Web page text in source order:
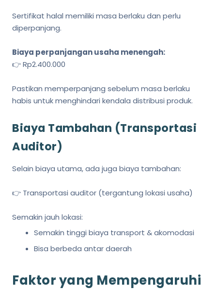
Sertifikat halal memiliki masa berlaku dan perlu
diperpanjang.
Biaya perpanjangan usaha menengah:
👉 Rp2.400.000
Pastikan memperpanjang sebelum masa berlaku
habis untuk menghindari kendala distribusi produk.
Biaya Tambahan (Transportasi
Auditor)
Selain biaya utama, ada juga biaya tambahan:
👉 Transportasi auditor (tergantung lokasi usaha)
Semakin jauh lokasi:
Semakin tinggi biaya transport & akomodasi
Bisa berbeda antar daerah
Faktor yang Mempengaruhi